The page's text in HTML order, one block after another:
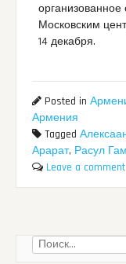
Московским
14 декабря.
Posted in
Армения
Tagged
Арарат, Расул
Leave a comment
Найти: